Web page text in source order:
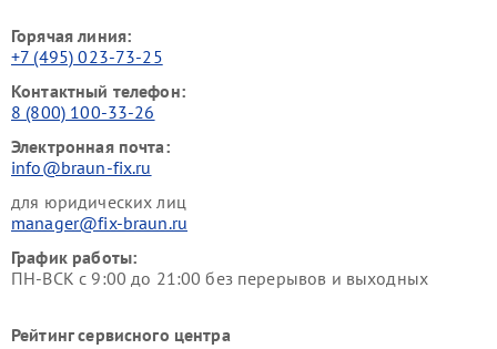
Горячая линия:
+7 (495) 023-73-25
Контактный телефон:
8 (800) 100-33-26
Электронная почта:
info@braun-fix.ru
для юридических лиц
manager@fix-braun.ru
График работы:
ПН-ВСК с 9:00 до 21:00 без перерывов и выходных
Рейтинг сервисного центра